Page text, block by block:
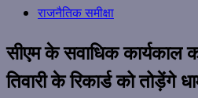
राजनैतिक समीक्षा
सीएम के सवाधिक कार्यकाल
तिवारी के रिकार्ड को तोड़ेंगे